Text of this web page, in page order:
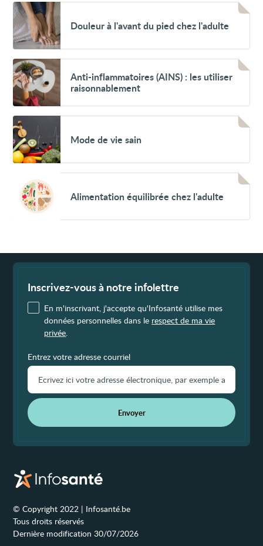
Voir
Douleur
à
l'avant
du
chez
l'adulte
Douleur à l'avant du pied chez l'adulte
Voir
Anti-
inflammatoires
(AINS) :
les
raisonnablement
Anti-inflammatoires (AINS) : les utiliser
raisonnablement
Voir
Mode
de
vie
sain
Mode de vie sain
Alimentation
équilibrée
chez
l'adulte
Alimentation équilibrée chez l'adulte
Inscrivez-vous à notre infolettre
En m'inscrivant, j'accepte qu'Infosanté utilise mes
données personnelles dans le respect de ma vie
privée
Entrez votre adresse courriel
Envoyer
© Copyright 2022 | Infosanté.be
Tous droits réservés
Dernière modification 30/07/2026